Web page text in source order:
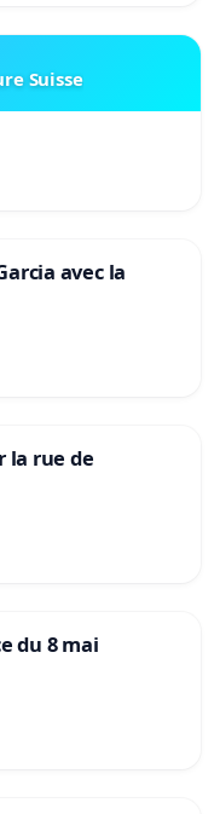
Suisse
avec la
la rue de
du 8 mai